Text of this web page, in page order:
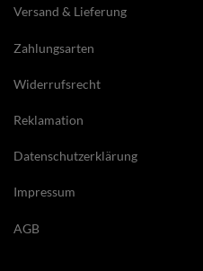
Versand & Lieferung
Zahlungsarten
Widerrufsrecht
Reklamation
Datenschutzerklärung
Impressum
AGB